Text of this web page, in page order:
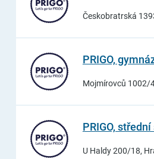
Českobratrská
PRIGO,
Mojmírovců 1002/
PRIGO,
U Haldy 200/18,